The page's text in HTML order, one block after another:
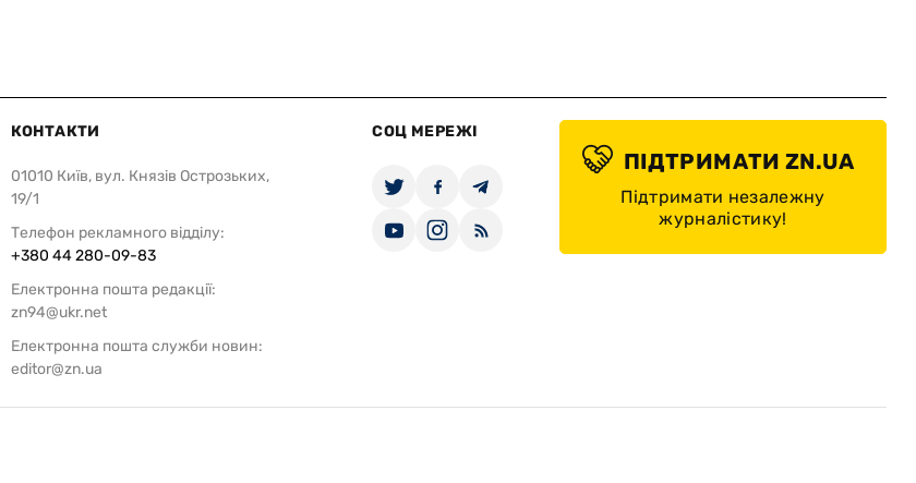
КОНТАКТИ
01010 Київ, вул. Князів Острозьких,
19/1
Телефон рекламного відділу:
+380 44 280-09-83
Електронна пошта редакції:
zn94@ukr.net
Електронна пошта служби новин:
editor@zn.ua
СОЦ МЕРЕЖІ
ПІДТРИМАТИ ZN.UA
Підтримати незалежну
журналістику!